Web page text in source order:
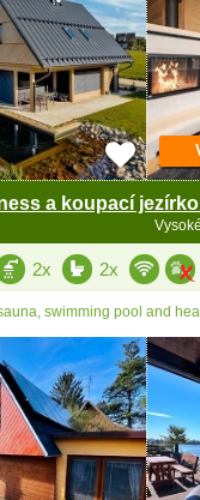
a koupací
2x 2x
swimming pool and